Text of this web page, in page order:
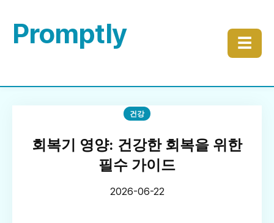
Promptly ☰
건강
회복기 영양: 건강한 회복을 위한
필수 가이드
2026-06-22